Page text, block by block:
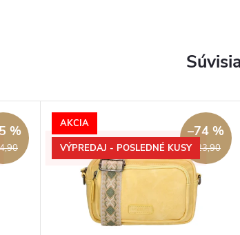
%
AKCIA
VÝPREDAJ - POSLEDNÉ KUSY€23,90
–74 %